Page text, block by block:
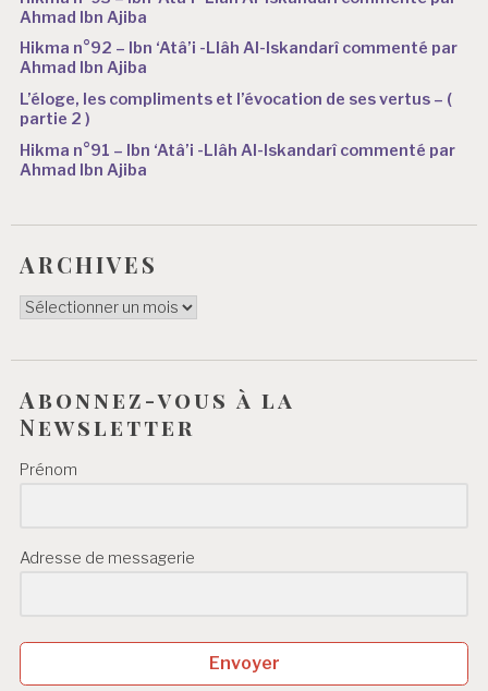
Ahmad Ibn Ajiba
Hikma n°92 – Ibn ‘Atâ’i -Llâh Al-Iskandarî commenté par
Ahmad Ibn Ajiba
L’éloge, les compliments et l’évocation de ses vertus – (
partie 2 )
Hikma n°91 – Ibn ‘Atâ’i -Llâh Al-Iskandarî commenté par
Ahmad Ibn Ajiba
ARCHIVES
ARCHIVES
Abonnez-vous à la
Newsletter
Prénom
Adresse de messagerie
Envoyer